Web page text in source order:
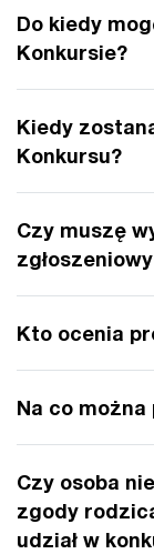
Do kiedy
Konkursie?
Kiedy
Konkursu?
Czy muszę
Kto ocenia
Na co
Czy osoba
zgody
udział w